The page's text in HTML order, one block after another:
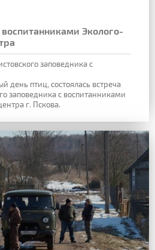
Эколого-
заповедника с
день птиц, состоялась встреча
заповедника с воспитанниками
г. Пскова.